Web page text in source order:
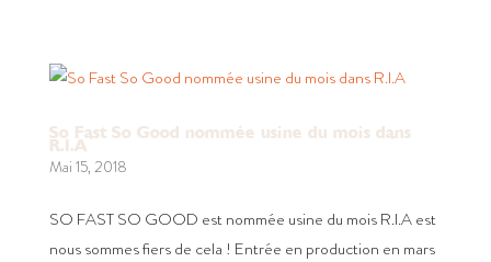
So Fast So Good nommée usine du mois dans
R.I.A
Mai 15, 2018
SO FAST SO GOOD est nommée usine du mois R.I.A est
nous sommes fiers de cela ! Entrée en production en mars